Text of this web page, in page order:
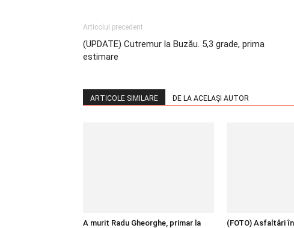
Articolul precedent
(UPDATE) Cutremur la Buzău. 5,3 grade, prima
estimare
ARTICOLE SIMILARE DE LA ACELAȘI AUTOR
A murit Radu Gheorghe, primar la
(FOTO) Asfaltări